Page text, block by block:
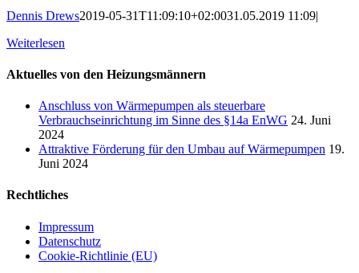
Dennis Drews2019-05-31T11:09:10+02:0031.05.2019 11:09|
Weiterlesen
Aktuelles von den Heizungsmännern
Anschluss von Wärmepumpen als steuerbare
Verbrauchseinrichtung im Sinne des §14a EnWG 24. Juni
2024
Attraktive Förderung für den Umbau auf Wärmepumpen 19.
Juni 2024
Rechtliches
Impressum
Datenschutz
Cookie-Richtlinie (EU)